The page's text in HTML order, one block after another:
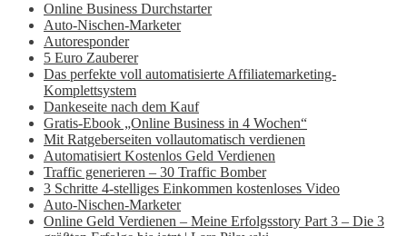
Online Business Durchstarter
Auto-Nischen-Marketer
Autoresponder
5 Euro Zauberer
Das perfekte voll automatisierte Affiliatemarketing-
Komplettsystem
Dankeseite nach dem Kauf
Gratis-Ebook „Online Business in 4 Wochen“
Mit Ratgeberseiten vollautomatisch verdienen
Automatisiert Kostenlos Geld Verdienen
Traffic generieren – 30 Traffic Bomber
3 Schritte 4-stelliges Einkommen kostenloses Video
Auto-Nischen-Marketer
Online Geld Verdienen – Meine Erfolgsstory Part 3 – Die 3